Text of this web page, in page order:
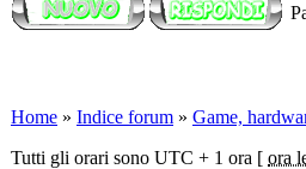
Home » Indice forum » Game,
Tutti gli orari sono UTC + 1 ora [ ora